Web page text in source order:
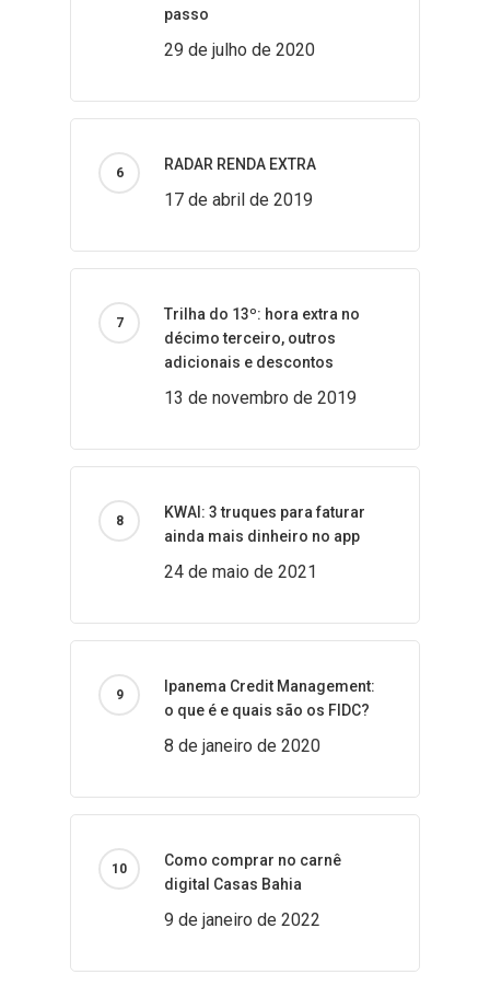
passo
29 de julho de 2020
RADAR RENDA EXTRA
17 de abril de 2019
Trilha do 13º: hora extra no
décimo terceiro, outros
adicionais e descontos
13 de novembro de 2019
KWAI: 3 truques para faturar
ainda mais dinheiro no app
24 de maio de 2021
Ipanema Credit Management:
o que é e quais são os FIDC?
8 de janeiro de 2020
Como comprar no carnê
digital Casas Bahia
9 de janeiro de 2022